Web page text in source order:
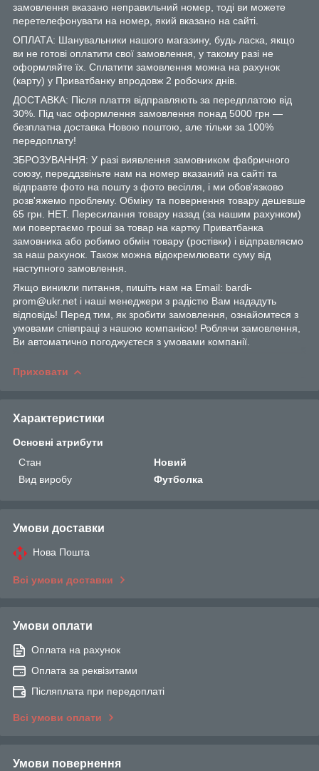
замовлення вказано неправильний номер, тоді ви можете
перетелефонувати на номер, який вказано на сайті.
ОПЛАТА: Шанувальники нашого магазину, будь ласка, якщо
ви не готові оплатити свої замовлення, у такому разі не
оформляйте їх. Сплатити замовлення можна на рахунок
(карту) у Приватбанку впродовж 2 робочих днів.
ДОСТАВКА: Після плаття відправляють за передплатою від
30%. Під час оформлення замовлення понад 5000 грн —
безплатна доставка Новою поштою, але тільки за 100%
передоплату!
ЗБРОЗУВАННЯ: У разі виявлення замовником фабричного
союзу, переддзвіньте нам на номер вказаний на сайті та
відправте фото на пошту з фото весілля, і ми обов'язково
розв'яжемо проблему. Обміну та повернення товару дешевше
65 грн. НЕТ. Пересилання товару назад (за нашим рахунком)
ми повертаємо гроші за товар на картку Приватбанка
замовника або робимо обмін товару (ростівки) і відправляємо
за наш рахунок. Також можна відокремлювати суму від
наступного замовлення.
Якщо виникли питання, пишіть нам на Email: bardi-
prom@ukr.net і наші менеджери з радістю Вам нададуть
відповідь! Перед тим, як зробити замовлення, ознайомтеся з
умовами співпраці з нашою компанією! Роблячи замовлення,
Ви автоматично погоджуєтеся з умовами компанії.
Приховати
Характеристики
Основні атрибути
Стан
Новий
Вид виробу
Футболка
Умови доставки
Нова Пошта
Всі умови доставки
Умови оплати
Оплата на рахунок
Оплата за реквізитами
Післяплата при передоплаті
Всі умови оплати
Умови повернення